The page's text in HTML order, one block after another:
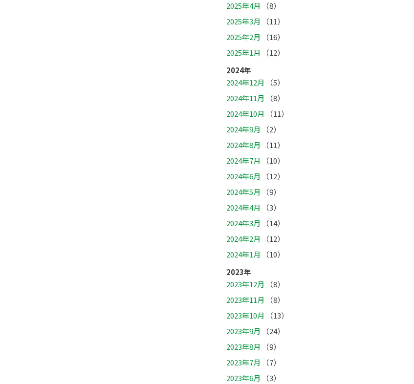
2025年4月
（8）
2025年3月
（11）
2025年2月
（16）
2025年1月
（12）
2024年
2024年12月
（5）
2024年11月
（8）
2024年10月
（11）
2024年9月
（2）
2024年8月
（11）
2024年7月
（10）
2024年6月
（12）
2024年5月
（9）
2024年4月
（3）
2024年3月
（14）
2024年2月
（12）
2024年1月
（10）
2023年
2023年12月
（8）
2023年11月
（8）
2023年10月
（13）
2023年9月
（24）
2023年8月
（9）
2023年7月
（7）
2023年6月
（3）